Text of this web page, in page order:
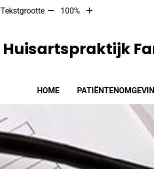
Tekstgrootte Tekst
10%
100%
Tekst
10%
Hoofdmenu
HOME
Huisartspraktijk